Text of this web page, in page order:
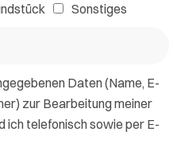
Sonstiges
Daten (Name, E-
zur Bearbeitung meiner
ich telefonisch sowie per E-